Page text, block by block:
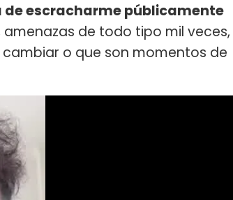
escracharme públicamente
de todo tipo mil veces,
o que son momentos de